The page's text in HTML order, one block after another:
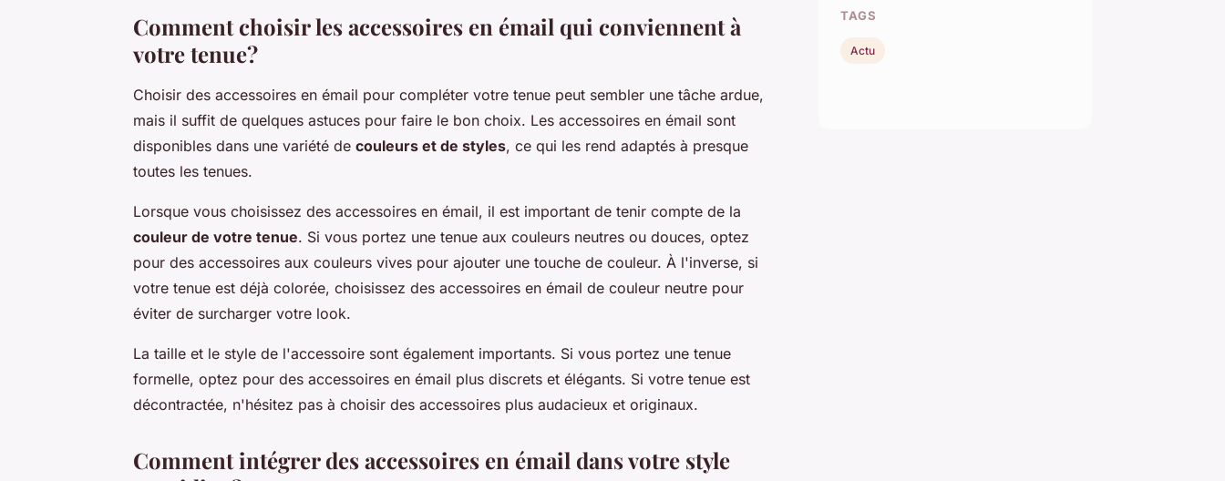
Comment choisir les accessoires en émail qui conviennent à
votre tenue?
Choisir des accessoires en émail pour compléter votre tenue peut sembler une tâche ardue,
mais il suffit de quelques astuces pour faire le bon choix. Les accessoires en émail sont
disponibles dans une variété de couleurs et de styles, ce qui les rend adaptés à presque
toutes les tenues.
Lorsque vous choisissez des accessoires en émail, il est important de tenir compte de la
couleur de votre tenue. Si vous portez une tenue aux couleurs neutres ou douces, optez
pour des accessoires aux couleurs vives pour ajouter une touche de couleur. À l'inverse, si
votre tenue est déjà colorée, choisissez des accessoires en émail de couleur neutre pour
éviter de surcharger votre look.
La taille et le style de l'accessoire sont également importants. Si vous portez une tenue
formelle, optez pour des accessoires en émail plus discrets et élégants. Si votre tenue est
décontractée, n'hésitez pas à choisir des accessoires plus audacieux et originaux.
Comment intégrer des accessoires en émail dans votre style
TAGS
Actu